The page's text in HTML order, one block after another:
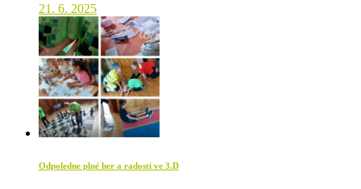
21. 6. 2025
Odpoledne plné her a radosti ve 3.D